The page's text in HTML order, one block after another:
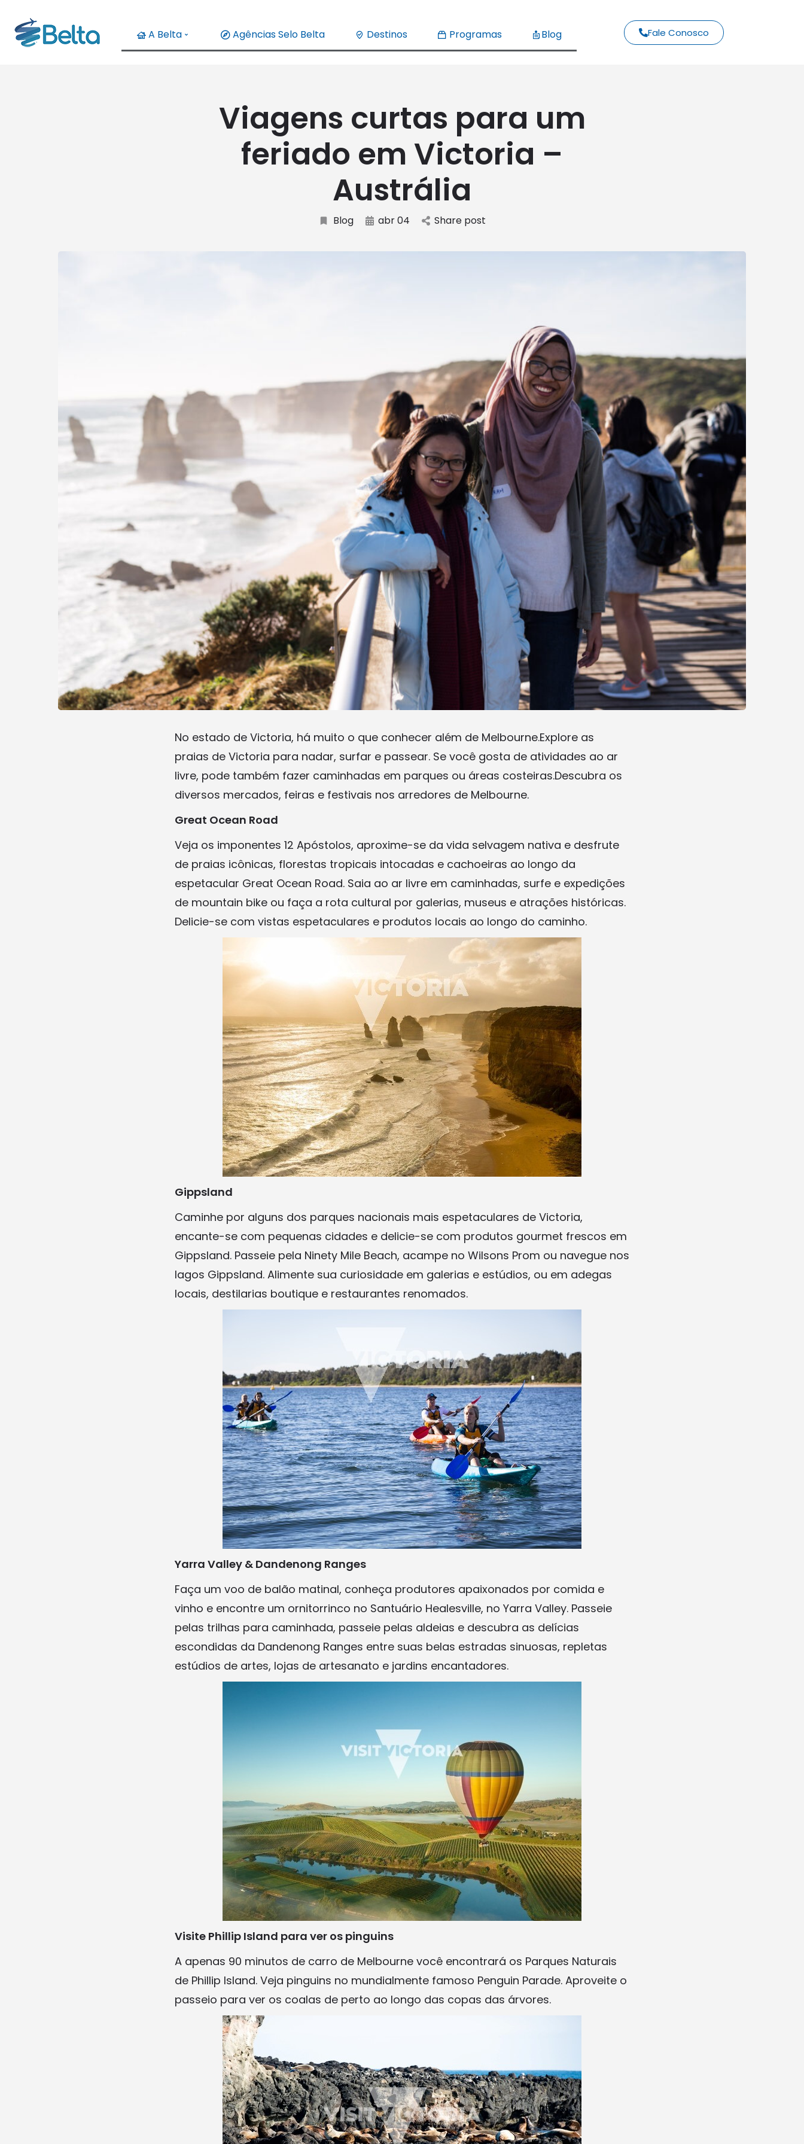
A Belta Agências Selo Belta Destinos Programas Blog Fale Conosco
Viagens curtas para um
feriado em Victoria –
Austrália
Blog abr 04 Share post
No estado de Victoria, há muito o que conhecer além de Melbourne.Explore as
praias de Victoria para nadar, surfar e passear. Se você gosta de atividades ao ar
livre, pode também fazer caminhadas em parques ou áreas costeiras.Descubra os
diversos mercados, feiras e festivais nos arredores de Melbourne.
Great Ocean Road
Veja os imponentes 12 Apóstolos, aproxime-se da vida selvagem nativa e desfrute
de praias icônicas, florestas tropicais intocadas e cachoeiras ao longo da
espetacular Great Ocean Road. Saia ao ar livre em caminhadas, surfe e expedições
de mountain bike ou faça a rota cultural por galerias, museus e atrações históricas.
Delicie-se com vistas espetaculares e produtos locais ao longo do caminho.
Gippsland
Caminhe por alguns dos parques nacionais mais espetaculares de Victoria,
encante-se com pequenas cidades e delicie-se com produtos gourmet frescos em
Gippsland. Passeie pela Ninety Mile Beach, acampe no Wilsons Prom ou navegue nos
lagos Gippsland. Alimente sua curiosidade em galerias e estúdios, ou em adegas
locais, destilarias boutique e restaurantes renomados.
Yarra Valley & Dandenong Ranges
Faça um voo de balão matinal, conheça produtores apaixonados por comida e
vinho e encontre um ornitorrinco no Santuário Healesville, no Yarra Valley. Passeie
pelas trilhas para caminhada, passeie pelas aldeias e descubra as delícias
escondidas da Dandenong Ranges entre suas belas estradas sinuosas, repletas
estúdios de artes, lojas de artesanato e jardins encantadores.
Visite Phillip Island para ver os pinguins
A apenas 90 minutos de carro de Melbourne você encontrará os Parques Naturais
de Phillip Island. Veja pinguins no mundialmente famoso Penguin Parade. Aproveite o
passeio para ver os coalas de perto ao longo das copas das árvores.